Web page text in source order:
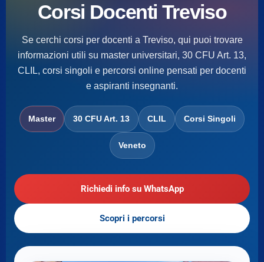
Corsi Docenti Treviso
Se cerchi corsi per docenti a Treviso, qui puoi trovare
informazioni utili su master universitari, 30 CFU Art. 13,
CLIL, corsi singoli e percorsi online pensati per docenti
e aspiranti insegnanti.
Master 30 CFU Art. 13 CLIL Corsi Singoli
Veneto
Richiedi info su WhatsApp
Scopri i percorsi